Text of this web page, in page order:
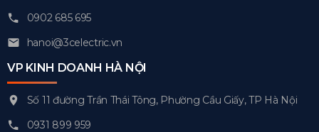
0902 685 695
hanoi@3celectric.vn
VP KINH DOANH HÀ NỘI
Số 11 đường Trần Thái Tông, Phường Cầu Giấy, TP Hà Nội
0931 899 959